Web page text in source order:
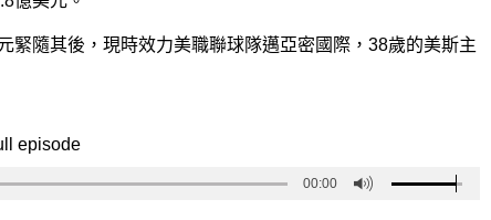
緊隨其後，現時效力美職聯球隊邁亞密國際，38歲的美斯主
episode
00:00